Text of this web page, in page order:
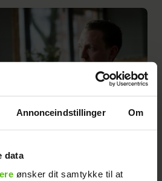
Annonceindstillinger Om
data
ønsker dit samtykke til at